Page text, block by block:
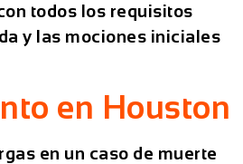
todos los requisitos
y las mociones iniciales
en Houston
en un caso de muerte